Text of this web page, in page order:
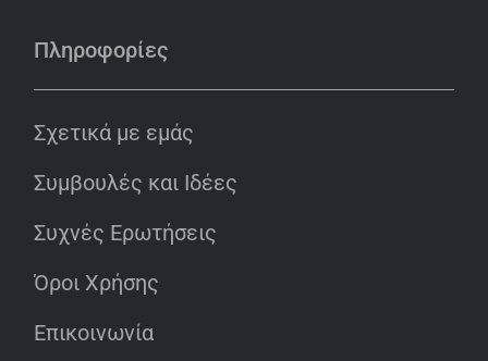
Πληροφορίες
Σχετικά με εμάς
Συμβουλές και Ιδέες
Συχνές Ερωτήσεις
Όροι Χρήσης
Επικοινωνία